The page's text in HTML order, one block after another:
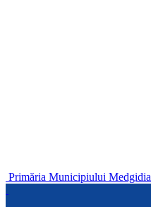
Primăria Municipiului Medgidia